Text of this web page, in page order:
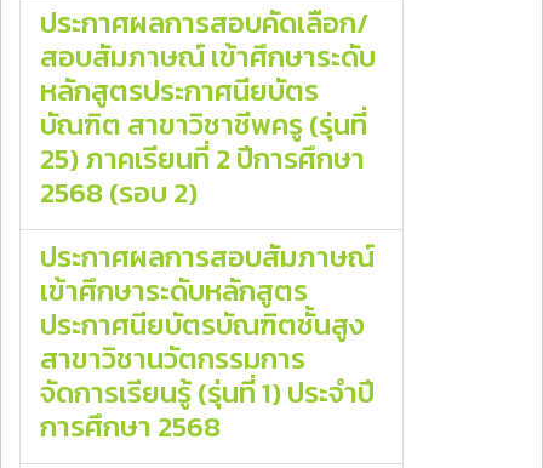
ประกาศผลการสอบคัดเลือก/
สอบสัมภาษณ์ เข้าศึกษาระดับ
หลักสูตรประกาศนียบัตร
บัณฑิต สาขาวิชาชีพครู (รุ่นที่
25) ภาคเรียนที่ 2 ปีการศึกษา
2568 (รอบ 2)
ประกาศผลการสอบสัมภาษณ์
เข้าศึกษาระดับหลักสูตร
ประกาศนียบัตรบัณฑิตชั้นสูง
สาขาวิชานวัตกรรมการ
จัดการเรียนรู้ (รุ่นที่ 1) ประจําปี
การศึกษา 2568